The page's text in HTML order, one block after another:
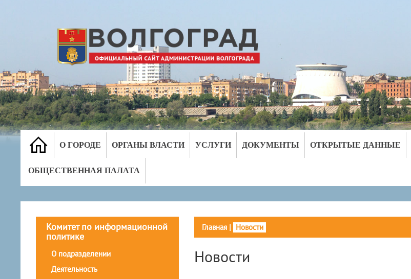
О ГОРОДЕ ОРГАНЫ ВЛАСТИ УСЛУГИ ДОКУМЕНТЫ ОТКРЫТЫЕ ДАННЫЕ
ОБЩЕСТВЕННАЯ ПАЛАТА
Комитет по информационной
политике
О подразделении
Деятельность
Главная| Новости
Новости